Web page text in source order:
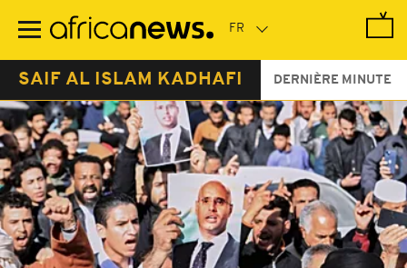
contenu
SAIF AL ISLAM KADHAFI DERNIÈRE MINUTE